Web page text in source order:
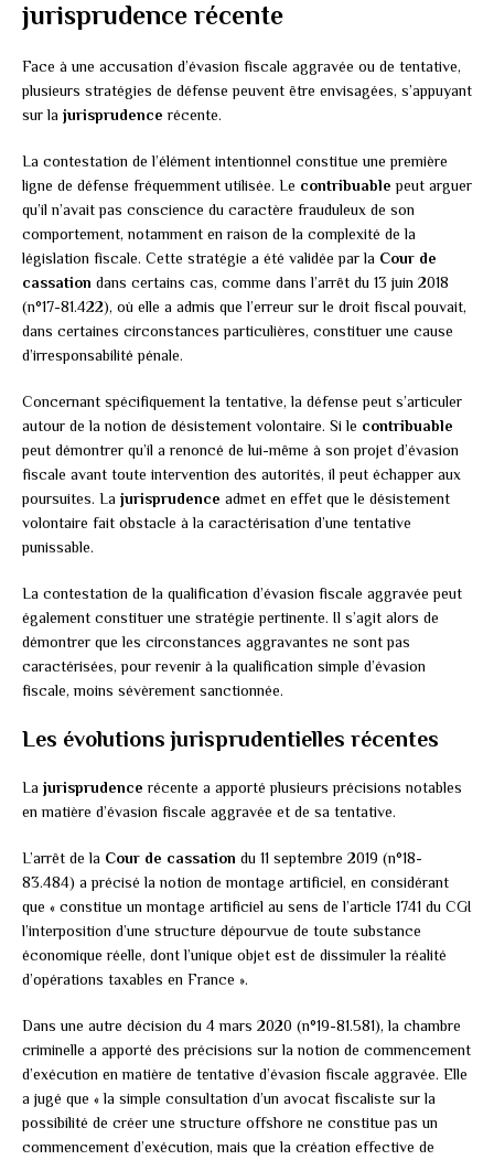
jurisprudence récente
Face à une accusation d’évasion fiscale aggravée ou de tentative,
plusieurs stratégies de défense peuvent être envisagées, s’appuyant
sur la jurisprudence récente.
La contestation de l’élément intentionnel constitue une première
ligne de défense fréquemment utilisée. Le contribuable peut arguer
qu’il n’avait pas conscience du caractère frauduleux de son
comportement, notamment en raison de la complexité de la
législation fiscale. Cette stratégie a été validée par la Cour de
cassation dans certains cas, comme dans l’arrêt du 13 juin 2018
(n°17-81.422), où elle a admis que l’erreur sur le droit fiscal pouvait,
dans certaines circonstances particulières, constituer une cause
d’irresponsabilité pénale.
Concernant spécifiquement la tentative, la défense peut s’articuler
autour de la notion de désistement volontaire. Si le contribuable
peut démontrer qu’il a renoncé de lui-même à son projet d’évasion
fiscale avant toute intervention des autorités, il peut échapper aux
poursuites. La jurisprudence admet en effet que le désistement
volontaire fait obstacle à la caractérisation d’une tentative
punissable.
La contestation de la qualification d’évasion fiscale aggravée peut
également constituer une stratégie pertinente. Il s’agit alors de
démontrer que les circonstances aggravantes ne sont pas
caractérisées, pour revenir à la qualification simple d’évasion
fiscale, moins sévèrement sanctionnée.
Les évolutions jurisprudentielles récentes
La jurisprudence récente a apporté plusieurs précisions notables
en matière d’évasion fiscale aggravée et de sa tentative.
L’arrêt de la Cour de cassation du 11 septembre 2019 (n°18-
83.484) a précisé la notion de montage artificiel, en considérant
que « constitue un montage artificiel au sens de l’article 1741 du CGI
l’interposition d’une structure dépourvue de toute substance
économique réelle, dont l’unique objet est de dissimuler la réalité
d’opérations taxables en France ».
Dans une autre décision du 4 mars 2020 (n°19-81.581), la chambre
criminelle a apporté des précisions sur la notion de commencement
d’exécution en matière de tentative d’évasion fiscale aggravée. Elle
a jugé que « la simple consultation d’un avocat fiscaliste sur la
possibilité de créer une structure offshore ne constitue pas un
commencement d’exécution, mais que la création effective de